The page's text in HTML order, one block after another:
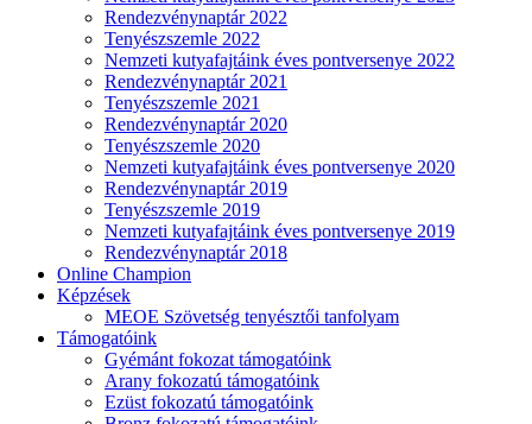
Rendezvénynaptár 2022
Tenyészszemle 2022
Nemzeti kutyafajtáink éves pontversenye 2022
Rendezvénynaptár 2021
Tenyészszemle 2021
Rendezvénynaptár 2020
Tenyészszemle 2020
Nemzeti kutyafajtáink éves pontversenye 2020
Rendezvénynaptár 2019
Tenyészszemle 2019
Nemzeti kutyafajtáink éves pontversenye 2019
Rendezvénynaptár 2018
Online Champion
Képzések
MEOE Szövetség tenyésztői tanfolyam
Támogatóink
Gyémánt fokozat támogatóink
Arany fokozatú támogatóink
Ezüst fokozatú támogatóink